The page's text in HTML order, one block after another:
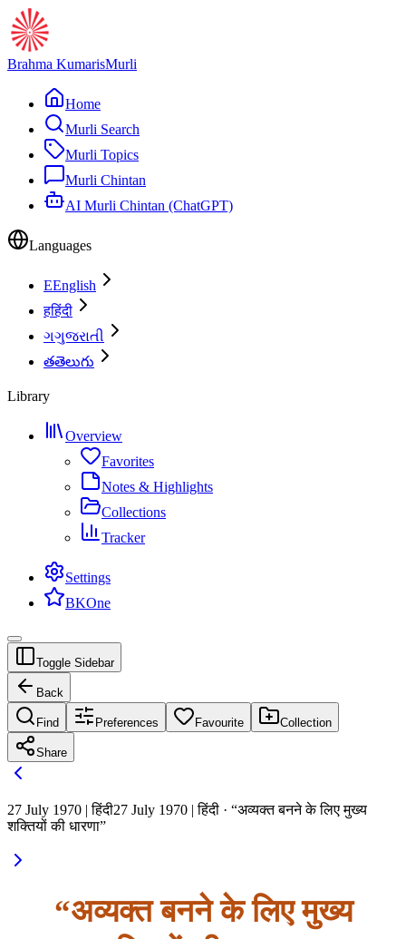
Brahma KumarisMurli
Home
Murli Search
Murli Topics
Murli Chintan
AI Murli Chintan (ChatGPT)
Languages
EEnglish
हहिंदी
ગગુજરાતી
తతెలుగు
Library
Overview
Favorites
Notes & Highlights
Collections
Tracker
Settings
BKOne
Toggle Sidebar
Back
Find Preferences Favourite Collection
Share
27 July 1970 | हिंदी27 July 1970 | हिंदी · “अव्यक्त बनने के लिए मुख्य
शक्तियों की धारणा”
“अव्यक्त बनने के लिए मुख्य